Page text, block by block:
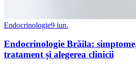
Endocrinologie9 iun.
Endocrinologie Brăila:
tratament și alegerea clinicii